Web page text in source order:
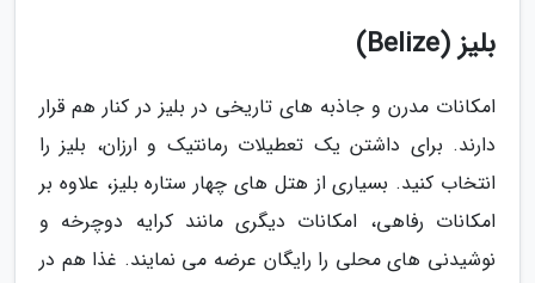
بلیز (Belize)
امکانات مدرن و جاذبه های تاریخی در بلیز در کنار هم قرار
دارند. برای داشتن یک تعطیلات رمانتیک و ارزان، بلیز را
انتخاب کنید. بسیاری از هتل های چهار ستاره بلیز، علاوه بر
امکانات رفاهی، امکانات دیگری مانند کرایه دوچرخه و
نوشیدنی های محلی را رایگان عرضه می نمایند. غذا هم در